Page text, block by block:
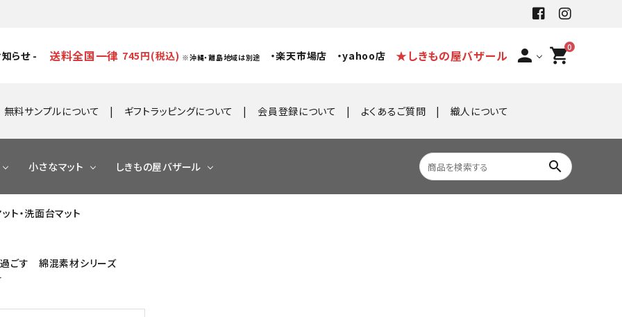
らせ - 送料全国一律 745円(税込) ※沖縄・離島地域は別途 ・楽天市場店 ・yahoo店 ★しきもの屋バザール person 0
shopping_cart
無料サンプルについて ギフトラッピングについて 会員登録について よくあるご質問 織人について
小さなマット しきもの屋バザール search
ト・洗面台マット
過ごす 綿混素材シリーズ